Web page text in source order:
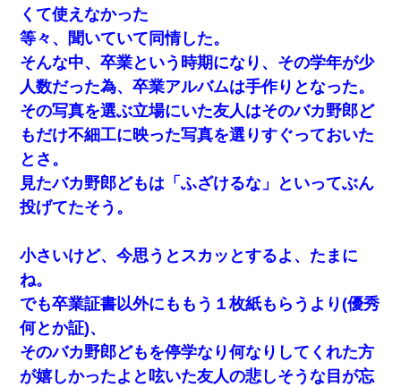
くて使えなかった
等々、聞いていて同情した。
そんな中、卒業という時期になり、その学年が少
人数だった為、卒業アルバムは手作りとなった。
その写真を選ぶ立場にいた友人はそのバカ野郎ど
もだけ不細工に映った写真を選りすぐっておいた
とさ。
見たバカ野郎どもは「ふざけるな」といってぶん
投げてたそう。
小さいけど、今思うとスカッとするよ、たまに
ね。
でも卒業証書以外にももう１枚紙もらうより(優秀
何とか証)、
そのバカ野郎どもを停学なり何なりしてくれた方
が嬉しかったよと呟いた友人の悲しそうな目が忘